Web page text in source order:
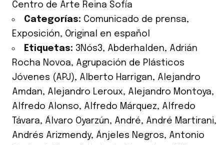
Centro de Arte Reina Sofía
Categorías: Comunicado de prensa,
Exposición, Original en español
Etiquetas: 3Nós3, Abderhalden, Adrián
Rocha Novoa, Agrupación de Plásticos
Jóvenes (APJ), Alberto Harrigan, Alejandro
Amdan, Alejandro Leroux, Alejandro Montoya,
Alfredo Alonso, Alfredo Márquez, Alfredo
Távara, Álvaro Oyarzún, André, André Martirani,
Andrés Arizmendy, Ánjeles Negros, Antonio